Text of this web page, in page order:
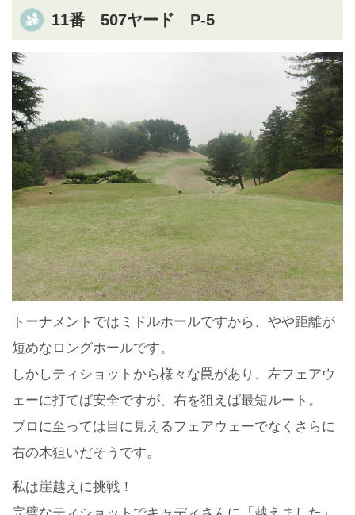
11番 507ヤード P-5
トーナメントではミドルホールですから、やや距離が
短めなロングホールです。
しかしティショットから様々な罠があり、左フェアウ
ェーに打てば安全ですが、右を狙えば最短ルート。
プロに至っては目に見えるフェアウェーでなくさらに
右の木狙いだそうです。
私は崖越えに挑戦！